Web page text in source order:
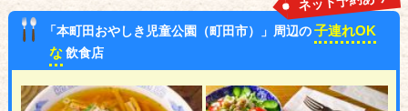
「本町田おやしき児童公園（町田市）」周辺の子連れOK
な 飲食店